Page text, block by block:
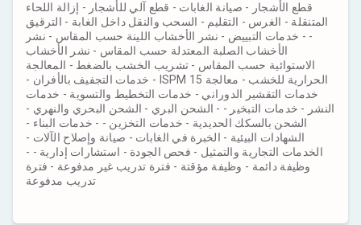
قطع الأشجار - صيانة الغابات - قطع آلي للأشجار - إزالة اللحاء
المتنقلة - الغرس - التقليم - السحب والنقل داخل الغابة - الترقيق
- - خدمات التبييض - نشر الأخشاب اللينة حسب المقاس - نشر
الأخشاب الصلبة المعتدلة حسب المقاس - نشر الأخشاب
الاستوائية حسب المقاس - تشريب الخشب بالضغط - المعالجة
الحرارية للخشب - معالجة ISPM 15 - خدمات التجفيف بالأفران -
خدمات التقشير الدوراني - خدمات التخطيط والتسوية - خدمات
النشر - خدمات التبخير - - الشحن البري - الشحن البحري والنهري -
الشحن بالسكك الحديدية - خدمات التخزين - - خدمات البناء -
الشهادات البيئية - الخبرة في الغابات - صيانة وإصلاح الآلات -
الخدمات التجارية والتمثيل - فحص الجودة - استشارات إدارية - -
وظيفة دائمة - وظيفة مؤقتة - فترة تدريب غير مدفوعة - فترة
تدريب مدفوعة